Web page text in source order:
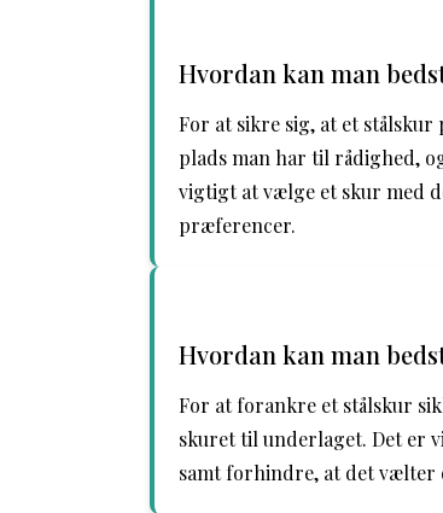
Hvordan kan man
For at sikre sig, at et
plads man har til rådighed,
vigtigt at vælge et skur med
præferencer.
Hvordan kan man
For at forankre et stålskur
skuret til underlaget. Det er
samt forhindre, at det vælter